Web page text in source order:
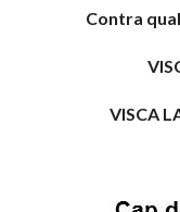
Contra
VISCA